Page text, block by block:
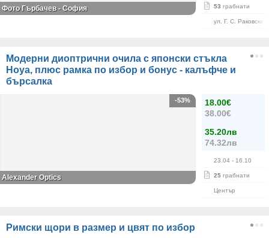
53 грабнати
ул. Г. С. Раковски
Фото Гърбачев - София
Модерни диоптрични очила с японски стъкла
Hoya, плюс рамка по избор и бонус - калъфче и
бърсалка
18.00€
38.00€
35.20лв
74.32лв
23.04 - 16.10
25 грабнати
Център
-53%
Alexander Оptics
Римски щори в размер и цвят по избор